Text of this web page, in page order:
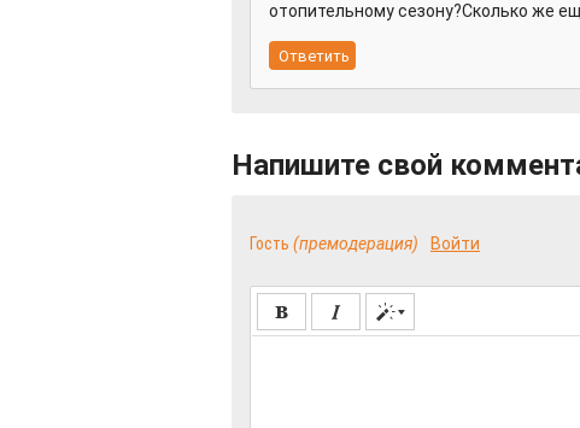
отопительному сезону?Сколько же
Напишите свой
Гость (премодерация) Войти